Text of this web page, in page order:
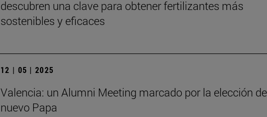
descubren una clave para obtener fertilizantes más
sostenibles y eficaces
12 | 05 | 2025
Valencia: un Alumni Meeting marcado por la elección
nuevo Papa